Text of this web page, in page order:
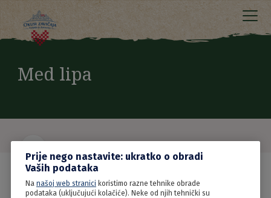
Med lipa
Prije nego nastavite: ukratko o obradi
Vaših podataka
Na našoj web stranici koristimo razne tehnike obrade
podataka (uključujući kolačiće). Neke od njih tehnički su